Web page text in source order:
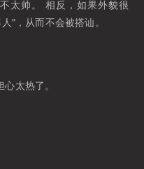
太帅。 相反，如果外貌很
”，从而不会被搭讪。
太热了。